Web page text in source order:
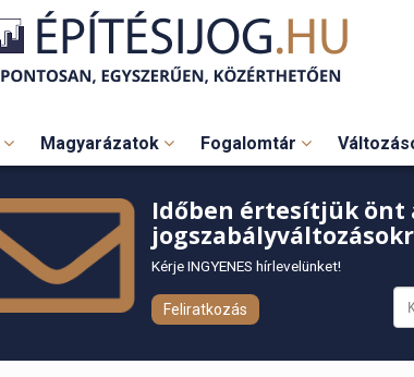
Magyarázatok Fogalomtár
Időben értesítjük önt
Kérje INGYENES hírlevelünket!
Feliratkozás